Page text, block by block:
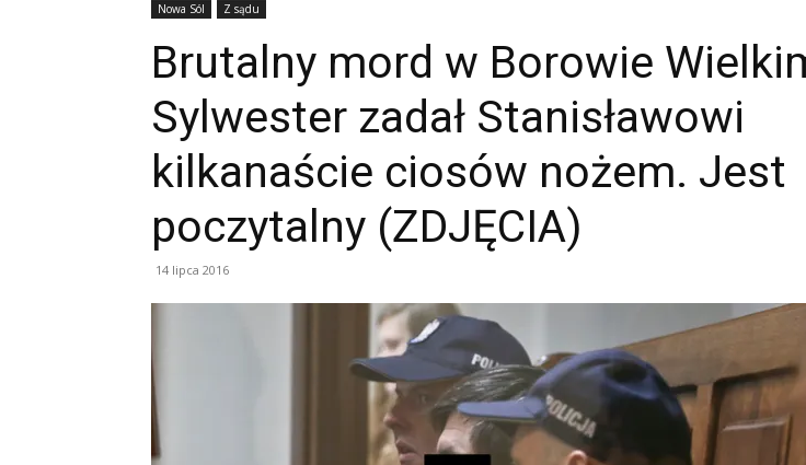
Nowa Sól Z sądu
Brutalny mord w Borowie
Sylwester zadał Stanisławowi
kilkanaście ciosów nożem. Jest
poczytalny (ZDJĘCIA)
14 lipca 2016